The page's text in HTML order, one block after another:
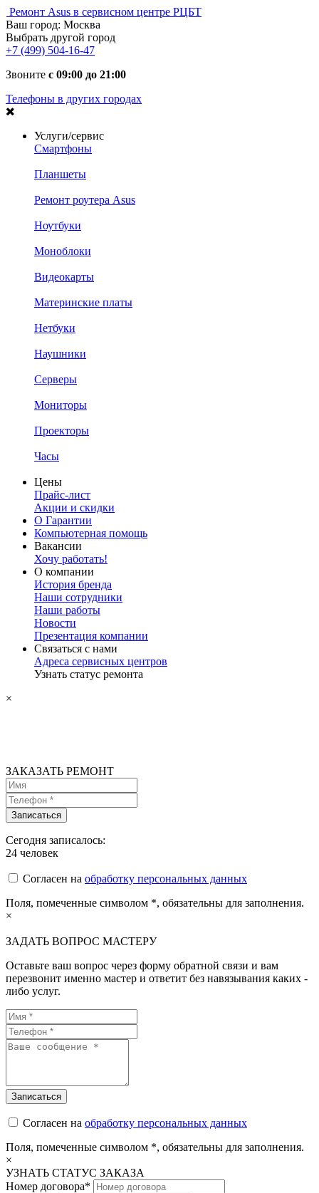
Ремонт Asus в сервисном центре РЦБТ
Ваш город: Москва
Выбрать другой город
+7 (499) 504-16-47
Звоните с 09:00 до 21:00
Телефоны в других городах
Услуги/сервис
Смартфоны
Планшеты
Ремонт роутера Asus
Ноутбуки
Моноблоки
Видеокарты
Материнские платы
Нетбуки
Наушники
Серверы
Мониторы
Проекторы
Часы
Цены
Прайс-лист
Акции и скидки
О Гарантии
Компьютерная помощь
Вакансии
Хочу работать!
О компании
История бренда
Наши сотрудники
Наши работы
Новости
Презентация компании
Связаться с нами
Адреса сервисных центров
Узнать статус ремонта
×
ЗАКАЗАТЬ РЕМОНТ
Сегодня записалось:
24 человек
Согласен на обработку персональных данных
Поля, помеченные символом *, обязательны для заполнения.
×
ЗАДАТЬ ВОПРОС МАСТЕРУ
Оставьте ваш вопрос через форму обратной связи и вам
перезвонит именно мастер и ответит без навязывания каких -
либо услуг.
Согласен на обработку персональных данных
Поля, помеченные символом *, обязательны для заполнения.
×
УЗНАТЬ СТАТУС ЗАКАЗА
Номер договора*